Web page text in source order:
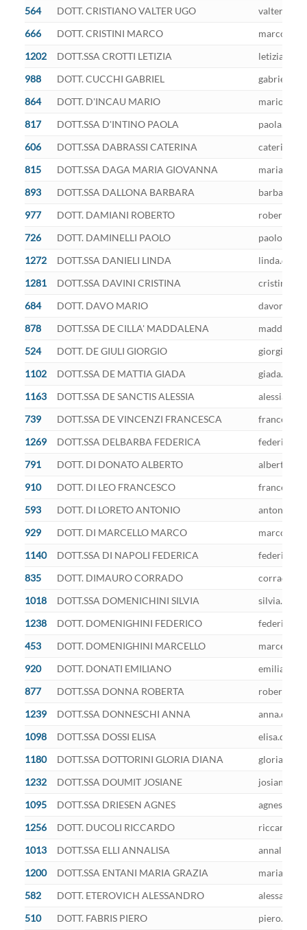
564
DOTT. CRISTIANO VALTER UGO
666
DOTT. CRISTINI MARCO
1202
DOTT.SSA CROTTI LETIZIA
988
DOTT. CUCCHI GABRIEL
864
DOTT. D'INCAU MARIO
817
DOTT.SSA D'INTINO PAOLA
606
DOTT.SSA DABRASSI CATERINA
815
DOTT.SSA DAGA MARIA GIOVANNA
893
DOTT.SSA DALLONA BARBARA
977
DOTT. DAMIANI ROBERTO
726
DOTT. DAMINELLI PAOLO
1272
DOTT.SSA DANIELI LINDA
1281
DOTT.SSA DAVINI CRISTINA
684
DOTT. DAVO MARIO
878
DOTT.SSA DE CILLA' MADDALENA
524
DOTT. DE GIULI GIORGIO
1102
DOTT.SSA DE MATTIA GIADA
1163
DOTT.SSA DE SANCTIS ALESSIA
739
DOTT.SSA DE VINCENZI FRANCESCA
1269
DOTT.SSA DELBARBA FEDERICA
791
DOTT. DI DONATO ALBERTO
910
DOTT. DI LEO FRANCESCO
593
DOTT. DI LORETO ANTONIO
929
DOTT. DI MARCELLO MARCO
1140
DOTT.SSA DI NAPOLI FEDERICA
835
DOTT. DIMAURO CORRADO
1018
DOTT.SSA DOMENICHINI SILVIA
1238
DOTT. DOMENIGHINI FEDERICO
453
DOTT. DOMENIGHINI MARCELLO
920
DOTT. DONATI EMILIANO
877
DOTT.SSA DONNA ROBERTA
1239
DOTT.SSA DONNESCHI ANNA
1098
DOTT.SSA DOSSI ELISA
1180
DOTT.SSA DOTTORINI GLORIA DIANA
1232
DOTT.SSA DOUMIT JOSIANE
1095
DOTT.SSA DRIESEN AGNES
1256
DOTT. DUCOLI RICCARDO
1013
DOTT.SSA ELLI ANNALISA
1200
DOTT.SSA ENTANI MARIA GRAZIA
582
DOTT. ETEROVICH ALESSANDRO
510
DOTT. FABRIS PIERO